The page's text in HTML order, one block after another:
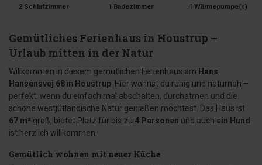
2 Schlafzimmer 1 Badezimmer 1 Wärmepumpe(n)
Gemütliches Ferienhaus in Houstrup –
Urlaub mitten in der Natur
Willkommen in diesem gemütlichen Ferienhaus am Hans
Hansensvej 68 in Houstrup . Hier wohnst du ruhig und naturnah –
perfekt, wenn du einfach mal abschalten, durchatmen und die
schöne westjütländische Natur genießen möchtest. Das Haus ist
67 m² groß, bietet Platz für bis zu 4 Personen und auch ein Hund
ist herzlich willkommen.
Gemütlich wohnen mit neuer Küche